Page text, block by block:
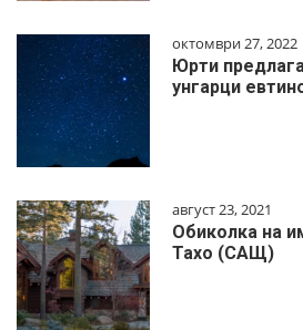
октомври 27, 2022
Юрти
унгарци
август 23, 2021
Обиколка на
Тахо (САЩ)